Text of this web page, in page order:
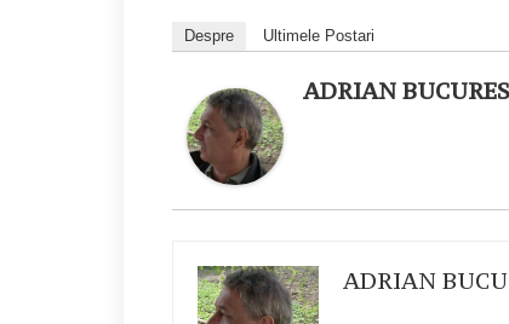
Despre Ultimele Postari
ADRIAN
ADRIAN